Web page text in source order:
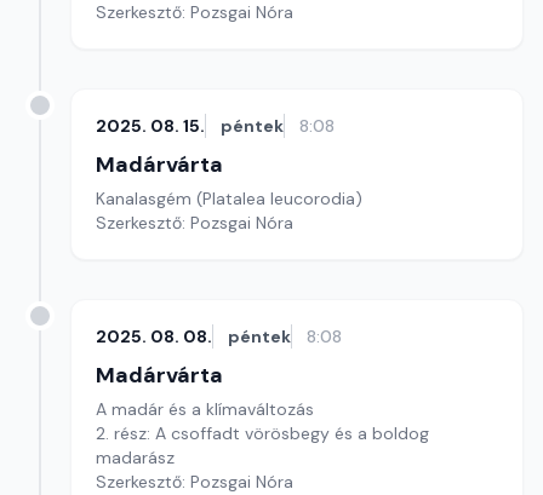
Szerkesztő: Pozsgai Nóra
2025. 08. 15. péntek 8:08
Madárvárta
Kanalasgém (Platalea leucorodia)
Szerkesztő: Pozsgai Nóra
2025. 08. 08. péntek 8:08
Madárvárta
A madár és a klímaváltozás
2. rész: A csoffadt vörösbegy és a boldog
madarász
Szerkesztő: Pozsgai Nóra